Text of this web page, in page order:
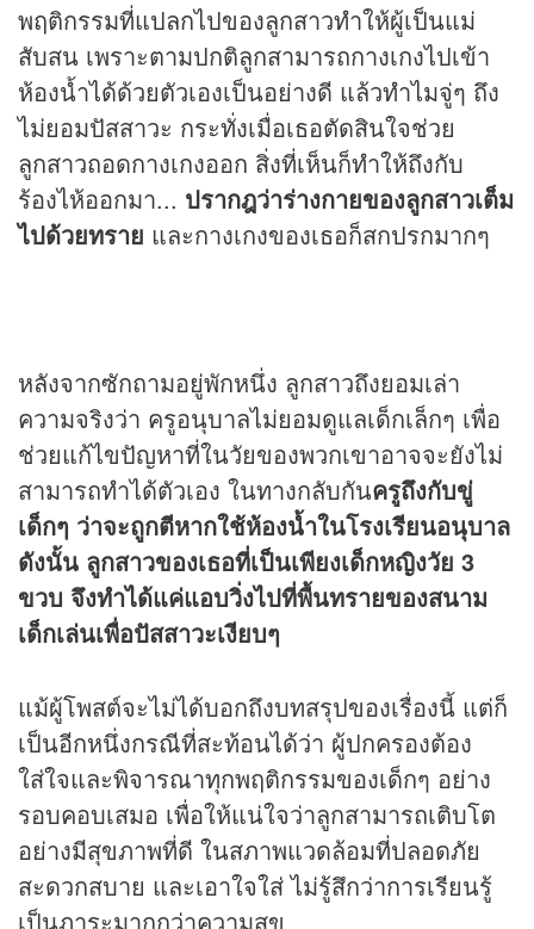
พฤติกรรมที่แปลกไปของลูกสาวทำให้ผู้เป็นแม่
สับสน เพราะตามปกติลูกสามารถกางเกงไปเข้า
ห้องน้ำได้ด้วยตัวเองเป็นอย่างดี แล้วทำไมจู่ๆ ถึง
ไม่ยอมปัสสาวะ กระทั่งเมื่อเธอตัดสินใจช่วย
ลูกสาวถอดกางเกงออก สิ่งที่เห็นก็ทำให้ถึงกับ
ร้องไห้ออกมา... ปรากฎว่าร่างกายของลูกสาวเต็ม
ไปด้วยทราย และกางเกงของเธอก็สกปรกมากๆ
หลังจากซักถามอยู่พักหนึ่ง ลูกสาวถึงยอมเล่า
ความจริงว่า ครูอนุบาลไม่ยอมดูแลเด็กเล็กๆ เพื่อ
ช่วยแก้ไขปัญหาที่ในวัยของพวกเขาอาจจะยังไม่
สามารถทำได้ตัวเอง ในทางกลับกันครูถึงกับขู่
เด็กๆ ว่าจะถูกตีหากใช้ห้องน้ำในโรงเรียนอนุบาล
ดังนั้น ลูกสาวของเธอที่เป็นเพียงเด็กหญิงวัย 3
ขวบ จึงทำได้แค่แอบวิ่งไปที่พื้นทรายของสนาม
เด็กเล่นเพื่อปัสสาวะเงียบๆ
แม้ผู้โพสต์จะไม่ได้บอกถึงบทสรุปของเรื่องนี้ แต่ก็
เป็นอีกหนึ่งกรณีที่สะท้อนได้ว่า ผู้ปกครองต้อง
ใส่ใจและพิจารณาทุกพฤติกรรมของเด็กๆ อย่าง
รอบคอบเสมอ เพื่อให้แน่ใจว่าลูกสามารถเติบโต
อย่างมีสุขภาพที่ดี ในสภาพแวดล้อมที่ปลอดภัย
สะดวกสบาย และเอาใจใส่ ไม่รู้สึกว่าการเรียนรู้
เป็นภาระมากกว่าความสุข